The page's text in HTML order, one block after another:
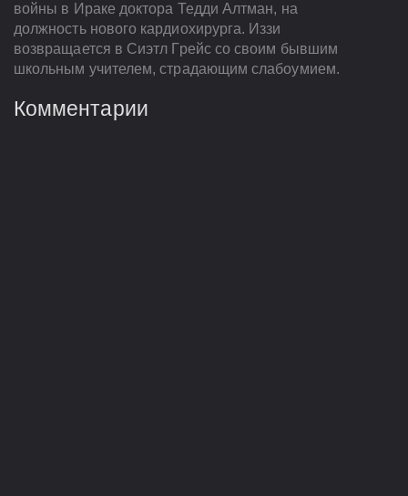
войны в Ираке доктора Тедди Алтман, на
должность нового кардиохирурга. Иззи
возвращается в Сиэтл Грейс со своим бывшим
школьным учителем, страдающим слабоумием.
Комментарии